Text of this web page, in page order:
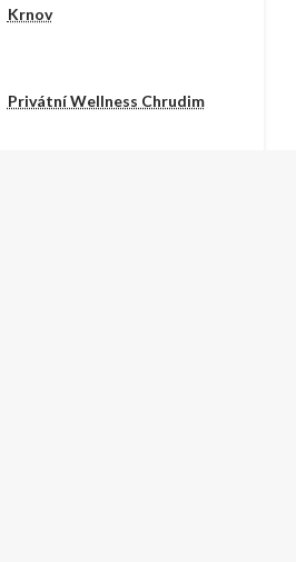
Krnov
Privátní Wellness Chrudim